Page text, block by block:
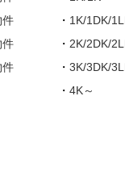
件
件
件
・ 1K/1DK/
・ 2K/2DK/
・ 3K/3DK/
・ 4K～